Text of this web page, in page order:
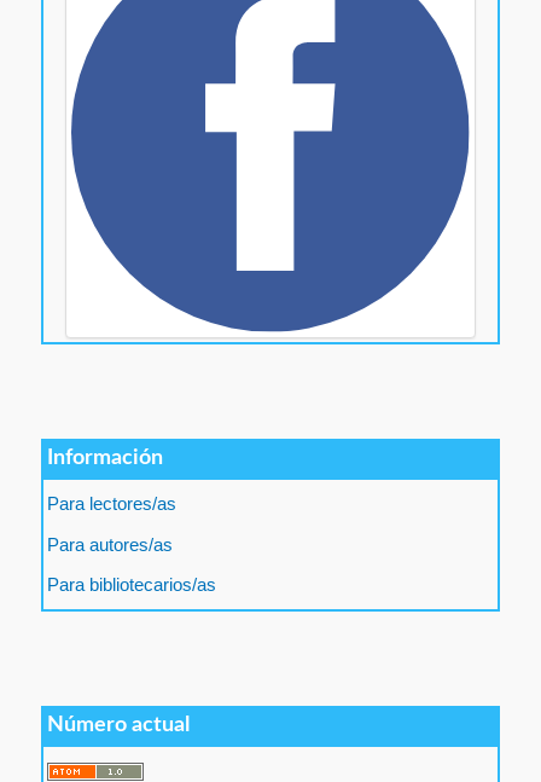
Información
Para lectores/as
Para autores/as
Para bibliotecarios/as
Número actual